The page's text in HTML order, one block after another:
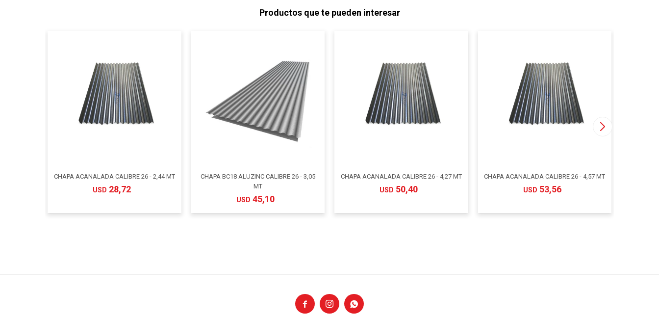
Productos que te pueden interesar
CHAPA ACANALADA CALIBRE 26 - 2,44 MT
USD 28,72
CHAPA BC18 ALUZINC CALIBRE 26 - 3,05
MT
USD 45,10
CHAPA ACANALADA CALIBRE 26 - 4,27 MT
USD 50,40
CHAPA ACANALADA CALIBRE 26 - 4,57 MT
USD 53,56
  